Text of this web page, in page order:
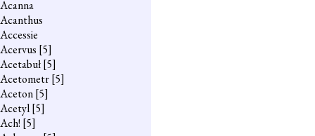
Acanna
Acanthus
Accessie
Acervus [5]
Acetabuł[5]
Acetometr[5]
Aceton[5]
Acetyl[5]
Ach! [5]